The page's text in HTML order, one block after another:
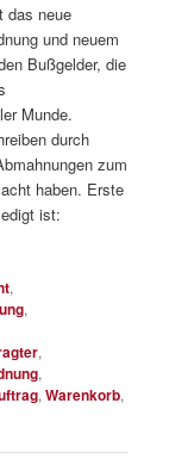
das neue
und neuem
Bußgelder, die
Munde.
durch
zum
haben. Erste
ist:
,
,
,
,
,Warenkorb,